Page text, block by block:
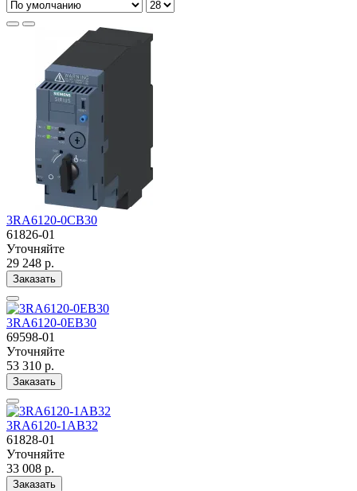
3RA6120-0CB30
61826-01
Уточняйте
29 248 р.
Заказать
3RA6120-0EB30
69598-01
Уточняйте
53 310 р.
Заказать
3RA6120-1AB32
61828-01
Уточняйте
33 008 р.
Заказать